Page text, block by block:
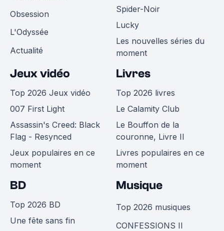
Obsession
L'Odyssée
Actualité
Spider-Noir
Lucky
Les nouvelles séries du
moment
Jeux vidéo
Top 2026 Jeux vidéo
007 First Light
Assassin's Creed: Black
Flag - Resynced
Jeux populaires en ce
moment
Livres
Top 2026 livres
Le Calamity Club
Le Bouffon de la
couronne, Livre II
Livres populaires en ce
moment
BD
Top 2026 BD
Une fête sans fin
Musique
Top 2026 musiques
CONFESSIONS II